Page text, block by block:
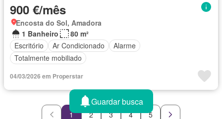
900 €/mês
Encosta do Sol, Amadora
1 Banheiro
80 m²
Escritório
Ar Condicionado
Alarme
Totalmente mobiliado
04/03/2026 em Properstar
1 2 3 4 5
Guardar busca